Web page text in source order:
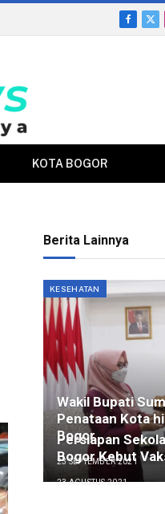
X
KOTA BOGOR
Berita Lainnya
KESEHATAN
Wakil Bupati
Penataan Kota
Bogor
23 SEPTEMBER 2021
Persiapan
Bogor Kebut
23 AGUSTUS 2021